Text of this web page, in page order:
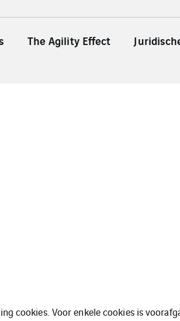
The Agility Effect
cookies. Voor enkele cookies is